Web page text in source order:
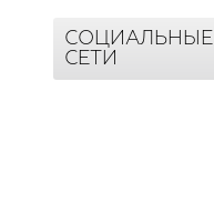
СОЦИАЛЬНЫЕ
СЕТИ